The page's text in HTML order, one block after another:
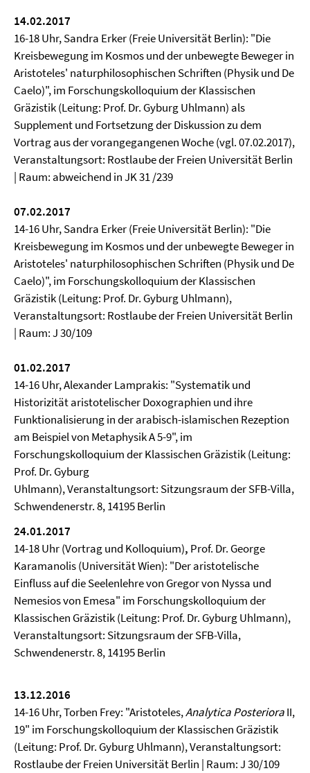
14.02.2017
16-18 Uhr, Sandra Erker (Freie Universität Berlin): "Die
Kreisbewegung im Kosmos und der unbewegte Beweger in
Aristoteles' naturphilosophischen Schriften (Physik und De
Caelo)", im Forschungskolloquium der Klassischen
Gräzistik (Leitung: Prof. Dr. Gyburg Uhlmann) als
Supplement und Fortsetzung der Diskussion zu dem
Vortrag aus der vorangegangenen Woche (vgl. 07.02.2017),
Veranstaltungsort: Rostlaube der Freien Universität Berlin
| Raum: abweichend in JK 31 /239
07.02.2017
14-16 Uhr, Sandra Erker (Freie Universität Berlin): "Die
Kreisbewegung im Kosmos und der unbewegte Beweger in
Aristoteles' naturphilosophischen Schriften (Physik und De
Caelo)", im Forschungskolloquium der Klassischen
Gräzistik (Leitung: Prof. Dr. Gyburg Uhlmann),
Veranstaltungsort: Rostlaube der Freien Universität Berlin
| Raum: J 30/109
01.02.2017
14-16 Uhr, Alexander Lamprakis: "Systematik und
Historizität aristotelischer Doxographien und ihre
Funktionalisierung in der arabisch-islamischen Rezeption
am Beispiel von Metaphysik A 5-9", im
Forschungskolloquium der Klassischen Gräzistik (Leitung:
Prof. Dr. Gyburg
Uhlmann), Veranstaltungsort: Sitzungsraum der SFB-Villa,
Schwendenerstr. 8, 14195 Berlin
24.01.2017
14-18 Uhr (Vortrag und Kolloquium), Prof. Dr. George
Karamanolis (Universität Wien): "Der aristotelische
Einfluss auf die Seelenlehre von Gregor von Nyssa und
Nemesios von Emesa" im Forschungskolloquium der
Klassischen Gräzistik (Leitung: Prof. Dr. Gyburg Uhlmann),
Veranstaltungsort: Sitzungsraum der SFB-Villa,
Schwendenerstr. 8, 14195 Berlin
13.12.2016
14-16 Uhr, Torben Frey: "Aristoteles,Analytica PosterioraII,
19" im Forschungskolloquium der Klassischen Gräzistik
(Leitung: Prof. Dr. Gyburg Uhlmann), Veranstaltungsort:
Rostlaube der Freien Universität Berlin | Raum: J 30/109